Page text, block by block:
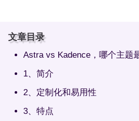
文章目录
Astra vs Kadence，哪个主题
1、简介
2、定制化和易用性
3、特点